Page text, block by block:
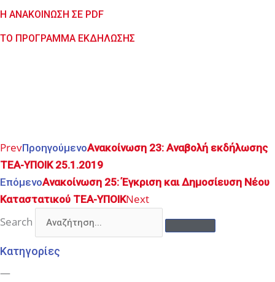
Η ΑΝΑΚΟΙΝΩΣΗ ΣΕ PDF
ΤΟ ΠΡΟΓΡΑΜΜΑ ΕΚΔΗΛΩΣΗΣ
PrevΠροηγούμενοΑνακοίνωση 23: Αναβολή εκδήλωσης
ΤΕΑ-ΥΠΟΙΚ 25.1.2019
ΕπόμενοΑνακοίνωση 25: Έγκριση και Δημοσίευση Νέου
Καταστατικού ΤΕΑ-ΥΠΟΙΚNext
Search
Κατηγορίες
—